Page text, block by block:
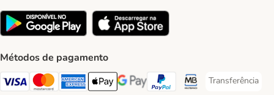
Métodos de pagamento
Visa Payment Method
Mastercard Payment Method
American Express Payment Method
Apple Pay Payment Method
Google Pay Payment Method
PayPal Payment Method
Multibanco Payment
Transferência
Transferência